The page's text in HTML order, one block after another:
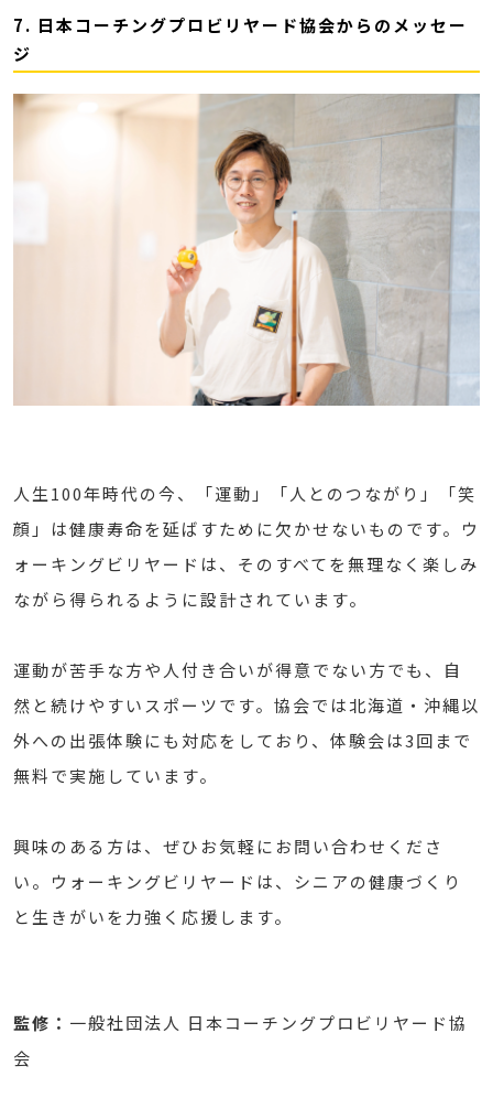
7. 日本コーチングプロビリヤード協会からのメッセー
ジ
人生100年時代の今、「運動」「人とのつながり」「笑
顔」は健康寿命を延ばすために欠かせないものです。ウ
ォーキングビリヤードは、そのすべてを無理なく楽しみ
ながら得られるように設計されています。
運動が苦手な方や人付き合いが得意でない方でも、自
然と続けやすいスポーツです。協会では北海道・沖縄以
外への出張体験にも対応をしており、体験会は3回まで
無料で実施しています。
興味のある方は、ぜひお気軽にお問い合わせくださ
い。ウォーキングビリヤードは、シニアの健康づくり
と生きがいを力強く応援します。
監修： 一般社団法人 日本コーチングプロビリヤード協
会